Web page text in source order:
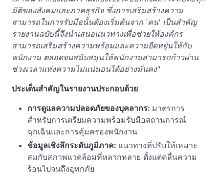
มิติของสังคมและภาคธุรกิจ ซึ่งการเสริมสร้างความ
สามารถในการรับมือนั้นต้องเริ่มต้นจาก 'คน' เป็นสำคัญ
รายงานฉบับนี้จึงนำเสนอแนวทางเพื่อช่วยให้องค์กร
สามารถเสริมสร้างความพร้อมและความยืดหยุ่นให้กับ
พนักงาน ตลอดจนสนับสนุนให้พนักงานสามารถก้าวผ่าน
ช่วงเวลาแห่งความไม่แน่นอนได้อย่างมั่นคง"
ประเด็นสำคัญในรายงานประกอบด้วย
การดูแลความปลอดภัยของบุคลากร: มาตรการ
สำหรับการเตรียมความพร้อมรับมือสถานการณ์
ฉุกเฉินและการคุ้มครองพนักงาน
ข้อมูลเชิงลึกระดับภูมิภาค: แนวทางที่ปรับให้เหมาะ
สมกับสภาพแวดล้อมที่หลากหลาย ตั้งแต่คลื่นความ
ร้อนไปจนถึงอุทกภัย